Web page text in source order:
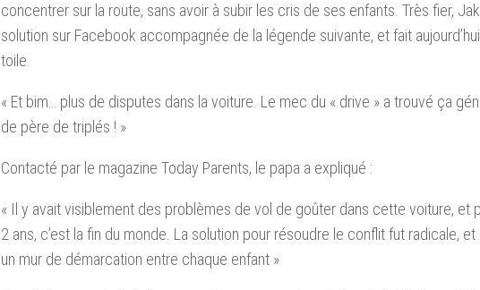
concentrer sur la route, sans avoir à subir les cris de ses enfants. Très fier,
solution sur Facebook accompagnée de la légende suivante, et fait
toile.
« Et bim… plus de disputes dans la voiture. Le mec du « drive » a trouvé ça
de père de triplés ! »
Contacté par le magazine Today Parents, le papa a expliqué :
« Il y avait visiblement des problèmes de vol de goûter dans cette voiture, et
2 ans, c’est la fin du monde. La solution pour résoudre le conflit fut radicale,
un mur de démarcation entre chaque enfant »